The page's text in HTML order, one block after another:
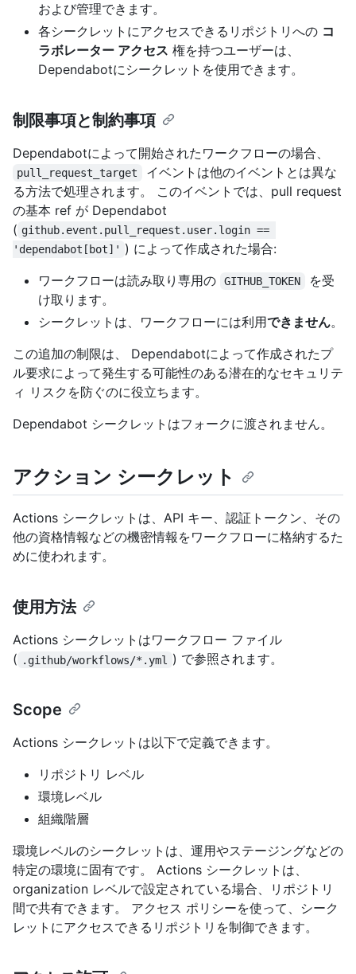
および管理できます。
各シークレットにアクセスできるリポジトリへの コ
ラボレーター アクセス 権を持つユーザーは、
Dependabotにシークレットを使用できます。
制限事項と制約事項
Dependabotによって開始されたワークフローの場合、
pull_request_target
イベントは他のイベントとは異な
る方法で処理されます。 このイベントでは、pull request
の基本 ref が Dependabot
( github.event.pull_request.user.login ==
'dependabot[bot]' ) によって作成された場合:
ワークフローは読み取り専用の
GITHUB_TOKEN
を受
け取ります。
シークレットは、ワークフローには利用できません。
この追加の制限は、 Dependabotによって作成されたプ
ル要求によって発生する可能性のある潜在的なセキュリテ
ィ リスクを防ぐのに役立ちます。
Dependabot シークレットはフォークに渡されません。
アクション シークレット
Actions シークレットは、API キー、認証トークン、その
他の資格情報などの機密情報をワークフローに格納するた
めに使われます。
使用方法
Actions シークレットはワークフロー ファイル
( .github/workflows/*.yml ) で参照されます。
Scope
Actions シークレットは以下で定義できます。
リポジトリ レベル
環境レベル
組織階層
環境レベルのシークレットは、運用やステージングなどの
特定の環境に固有です。 Actions シークレットは、
organization レベルで設定されている場合、リポジトリ
間で共有できます。 アクセス ポリシーを使って、シーク
レットにアクセスできるリポジトリを制御できます。